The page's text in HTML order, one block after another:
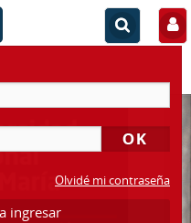
Olvidé mi contraseña
ingresar